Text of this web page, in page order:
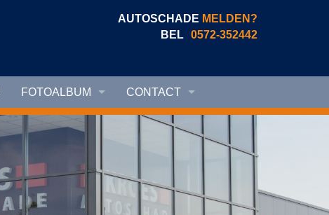
AUTOSCHADE MELDEN?
BEL 0572-352442
FOTOALBUM CONTACT